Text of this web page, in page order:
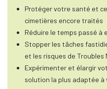
Protéger votre santé et
cimetières encore traités
Réduire le temps passé
Stopper les tâches
et les risques de
Expérimenter et élargir
solution la plus adaptée à